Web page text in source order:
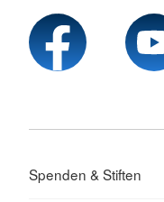
Spenden & Stiften